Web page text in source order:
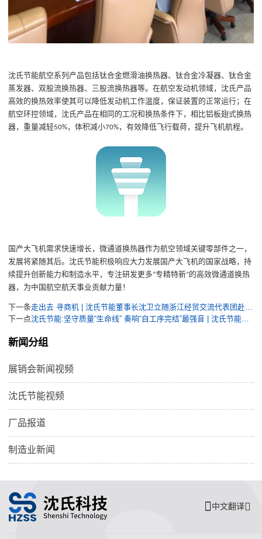
沈氏节能航空系列产品包括钛合金燃滑油换热器、钛合金冷凝器、钛合金
蒸发器、双股流换热器、三股流换热器等。在航空发动机领域，沈氏产品
高效的换热效率使其可以降低发动机工作温度，保证装置的正常运行；在
航空环控领域，沈氏产品在相同的工况和换热条件下，相比铝板翅式换热
器，重量减轻50%，体积减小70%，有效降低飞行载荷，提升飞机航程。
国产大飞机需求快速增长，微通道换热器作为航空领域关键零部件之一，
发展将紧随其后。沈氏节能积极响应大力发展国产大飞机的国家战略，持
续提升创新能力和制造水平，专注研发更多“专精特新”的高效微通道换热
器，为中国航空航天事业贡献力量！
下一条
下一点
新闻分组
展销会新闻视频
沈氏节能视频
厂品报道
制造业新闻
中文翻译